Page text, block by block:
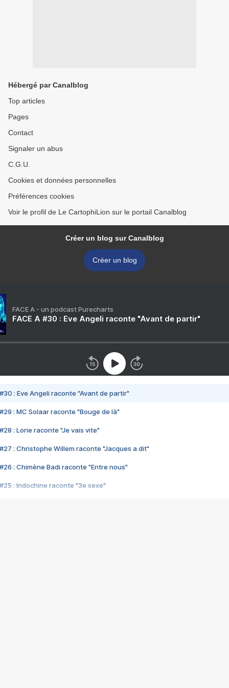
Hébergé par Canalblog
Top articles
Pages
Contact
Signaler un abus
C.G.U.
Cookies et données personnelles
Préférences cookies
Voir le profil de Le CartophiLion sur le portail Canalblog
Créer un blog sur Canalblog
Créer un blog
FACE A - un podcast Purecharts
FACE A #30 : Eve Angeli raconte "Avant de partir"
#30 : Eve Angeli raconte "Avant de partir"
#29 : MC Solaar raconte "Bouge de là"
#28 : Lorie raconte "Je vais vite"
#27 : Christophe Willem raconte "Jacques a dit"
#26 : Chimène Badi raconte "Entre nous"
#25 : Indochine raconte "3e sexe"